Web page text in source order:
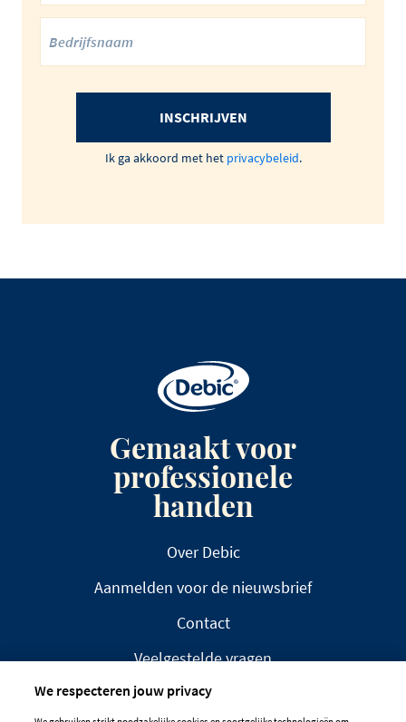
INSCHRIJVEN
Ik ga akkoord met het privacybeleid.
Gemaakt voor
professionele
handen
Over Debic
Aanmelden voor de nieuwsbrief
Contact
Veelgestelde vragen
We respecteren jouw privacy